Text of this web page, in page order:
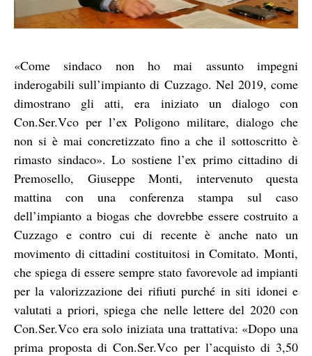
«Come sindaco non ho mai assunto impegni
inderogabili sull’impianto di Cuzzago. Nel 2019, come
dimostrano gli atti, era iniziato un dialogo con
Con.Ser.Vco per l’ex Poligono militare, dialogo che
non si è mai concretizzato fino a che il sottoscritto è
rimasto sindaco». Lo sostiene l’ex primo cittadino di
Premosello, Giuseppe Monti, intervenuto questa
mattina con una conferenza stampa sul caso
dell’impianto a biogas che dovrebbe essere costruito a
Cuzzago e contro cui di recente è anche nato un
movimento di cittadini costituitosi in Comitato. Monti,
che spiega di essere sempre stato favorevole ad impianti
per la valorizzazione dei rifiuti purché in siti idonei e
valutati a priori, spiega che nelle lettere del 2020 con
Con.Ser.Vco era solo iniziata una trattativa: «Dopo una
prima proposta di Con.Ser.Vco per l’acquisto di 3,50